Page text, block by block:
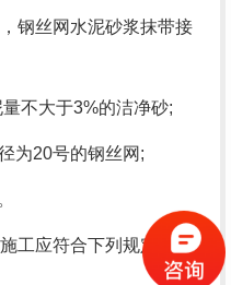
钢丝网水泥砂浆抹带接
不大于3%的洁净砂;
为20号的钢丝网;
工应符合下列规定：